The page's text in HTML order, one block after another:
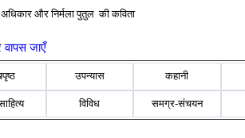
और निर्मला पुतुल की कविता
जाएँ
उपन्यास कहानी
विविध समग्र-संचयन